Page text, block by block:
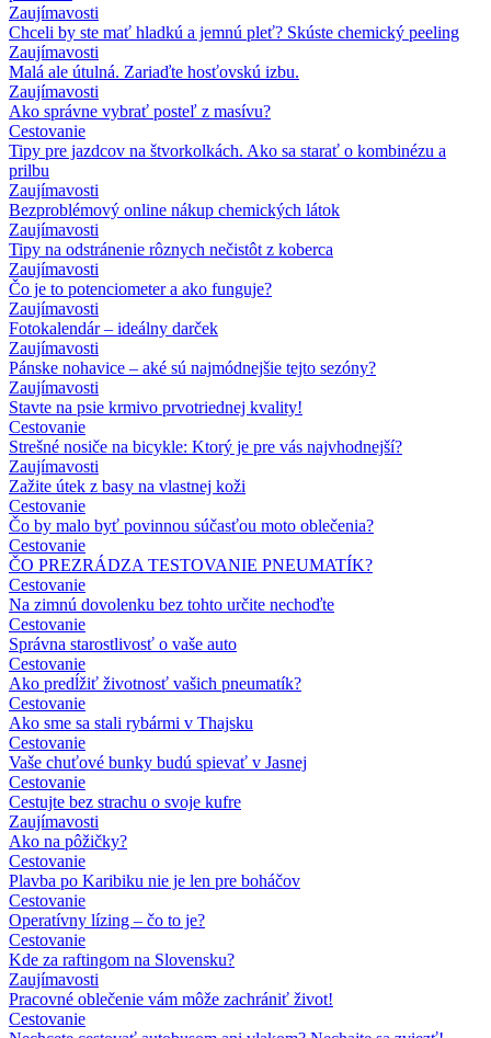
Zaujímavosti
Chceli by ste mať hladkú a jemnú pleť? Skúste chemický peeling
Zaujímavosti
Malá ale útulná. Zariaďte hosťovskú izbu.
Zaujímavosti
Ako správne vybrať posteľ z masívu?
Cestovanie
Tipy pre jazdcov na štvorkolkách. Ako sa starať o kombinézu a
prilbu
Zaujímavosti
Bezproblémový online nákup chemických látok
Zaujímavosti
Tipy na odstránenie rôznych nečistôt z koberca
Zaujímavosti
Čo je to potenciometer a ako funguje?
Zaujímavosti
Fotokalendár – ideálny darček
Zaujímavosti
Pánske nohavice – aké sú najmódnejšie tejto sezóny?
Zaujímavosti
Stavte na psie krmivo prvotriednej kvality!
Cestovanie
Strešné nosiče na bicykle: Ktorý je pre vás najvhodnejší?
Zaujímavosti
Zažite útek z basy na vlastnej koži
Cestovanie
Čo by malo byť povinnou súčasťou moto oblečenia?
Cestovanie
ČO PREZRÁDZA TESTOVANIE PNEUMATÍK?
Cestovanie
Na zimnú dovolenku bez tohto určite nechoďte
Cestovanie
Správna starostlivosť o vaše auto
Cestovanie
Ako predĺžiť životnosť vašich pneumatík?
Cestovanie
Ako sme sa stali rybármi v Thajsku
Cestovanie
Vaše chuťové bunky budú spievať v Jasnej
Cestovanie
Cestujte bez strachu o svoje kufre
Zaujímavosti
Ako na pôžičky?
Cestovanie
Plavba po Karibiku nie je len pre boháčov
Cestovanie
Operatívny lízing – čo to je?
Cestovanie
Kde za raftingom na Slovensku?
Zaujímavosti
Pracovné oblečenie vám môže zachrániť život!
Cestovanie